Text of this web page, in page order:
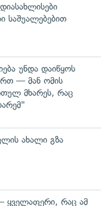
საშუალებებით
უნდა დაიწყოს
— მან ომის
მხარეს, რაც
ახალი გზა
ყველაფერი, რაც ამ